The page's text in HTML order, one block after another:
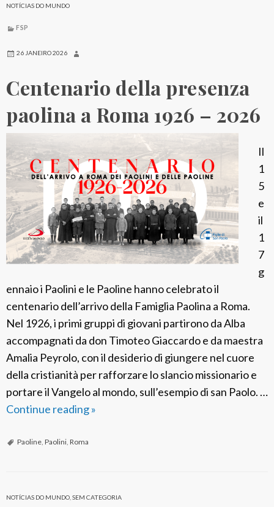
NOTÍCIAS DO MUNDO
FSP
26 JANEIRO 2026
Centenario della presenza
paolina a Roma 1926 – 2026
Il
1
5
e
il
1
7
g
ennaio i Paolini e le Paoline hanno celebrato il
centenario dell’arrivo della Famiglia Paolina a Roma.
Nel 1926, i primi gruppi di giovani partirono da Alba
accompagnati da don Timoteo Giaccardo e da maestra
Amalia Peyrolo, con il desiderio di giungere nel cuore
della cristianità per rafforzare lo slancio missionario e
portare il Vangelo al mondo, sull’esempio di san Paolo. …
Continue readingC
n
»
Paoline, Paolini, Roma
NOTÍCIAS DO MUNDO,SEM CATEGORIA